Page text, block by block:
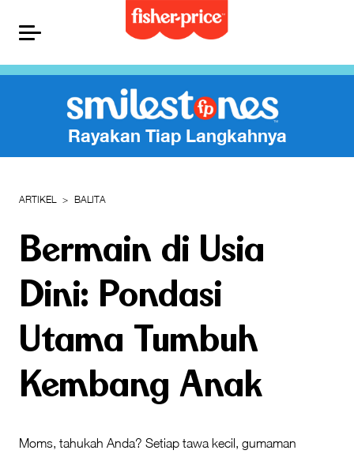
Rayakan Tiap Langkahnya
ARTIKEL BALITA
Bermain di Usia
Dini: Pondasi
Utama Tumbuh
Kembang Anak
Moms, tahukah Anda? Setiap tawa kecil, gumaman